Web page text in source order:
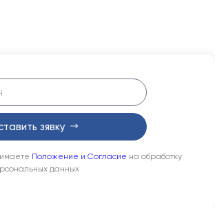
зявку
Положение и Согласие на обработку
данных